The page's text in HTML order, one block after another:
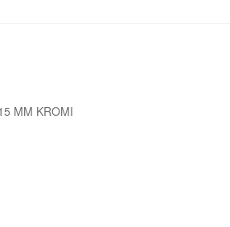
MM KROMI